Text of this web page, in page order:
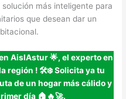
más inteligente para
que desean dar un
AislAstur 🌟, el experto en
región !🛠️❄️ Solicita ya tu
de un hogar más cálido y
día 🏠🔥🚀.